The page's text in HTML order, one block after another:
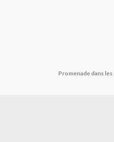
Promenade dans